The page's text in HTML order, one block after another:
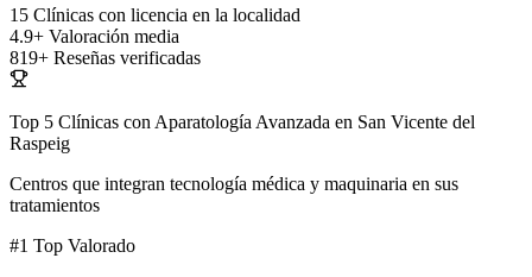
15 Clínicas con licencia en la localidad
4.9+ Valoración media
819+ Reseñas verificadas
Top 5 Clínicas con Aparatología Avanzada en San Vicente del
Raspeig
Centros que integran tecnología médica y maquinaria en sus
tratamientos
#1 Top Valorado